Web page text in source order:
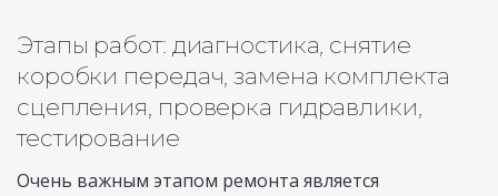
Этапы работ: диагностика, снятие
коробки передач, замена комплекта
сцепления, проверка гидравлики,
тестирование
Очень важным этапом ремонта является